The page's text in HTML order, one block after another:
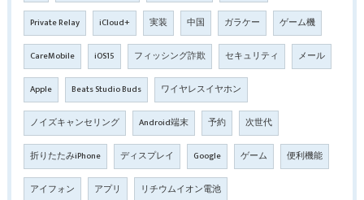
Private Relay iCloud+ 実装 中国 ガラケー ゲーム機
CareMobile iOS15 フィッシング詐欺 セキュリティ メール
Apple Beats Studio Buds ワイヤレスイヤホン
ノイズキャンセリング Android端末 予約 次世代
折りたたみiPhone ディスプレイ Google ゲーム 便利機能
アイフォン アプリ リチウムイオン電池